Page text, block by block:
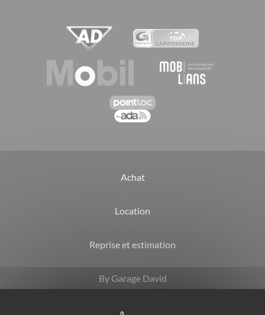
Achat
Location
Reprise et estimation
By Garage David
CGV